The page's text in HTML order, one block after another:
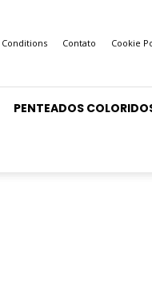
Contato Cookie
PENTEADOS